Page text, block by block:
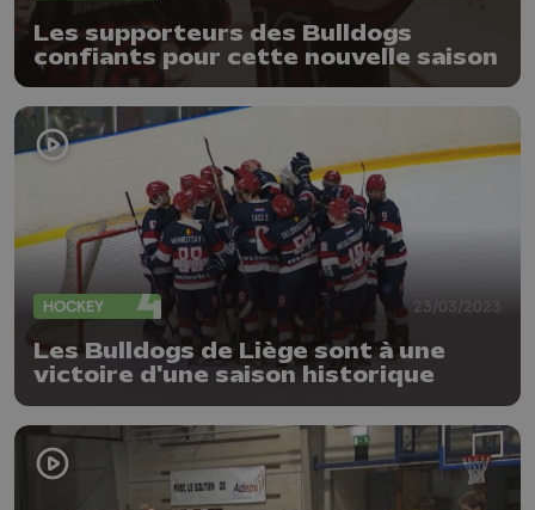
Les supporteurs des Bulldogs
confiants pour cette nouvelle saison
HOCKEY 23/03/2023
Les Bulldogs de Liège sont à une
victoire d'une saison historique